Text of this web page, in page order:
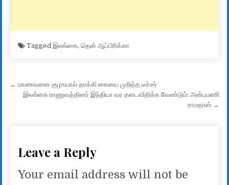
Taggedஇலங்கை,தென் ஆப்பிரிக்கா
Post navigation
← மாணவனை குழாயால் தாக்கி கையை முறித்த டீச்சர்
இலங்கை ராணுவத்தினர் இந்தியா வர தடைவிதிக்க வேண்டும்: அன்புமணி
ராமதாஸ் →
Leave a Reply
Your email address will not be